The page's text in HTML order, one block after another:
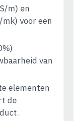
m) en
voor een
van
elementen
de